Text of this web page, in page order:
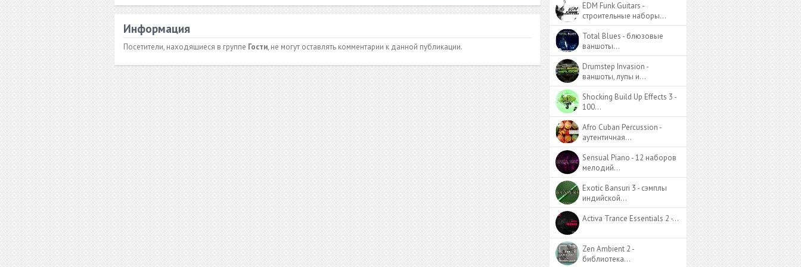
Информация
Посетители, находящиеся в группе Гости, не могут оставлять комментарии к данной публикации.
EDM Funk Guitars -
строительные наборы…
Total Blues - блюзовые
ваншоты…
Drumstep Invasion -
ваншоты, лупы и…
Shocking Build Up Effects 3 -
100…
Afro Cuban Percussion -
аутентичная…
Sensual Piano - 12 наборов
мелодий…
Exotic Bansuri 3 - сэмплы
индийской…
Activa Trance Essentials 2 -…
Zen Ambient 2 -
библиотека…